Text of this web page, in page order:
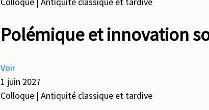
Polémique et innovation
Voir
1 juin 2027
Colloque | Antiquité classique et tardive